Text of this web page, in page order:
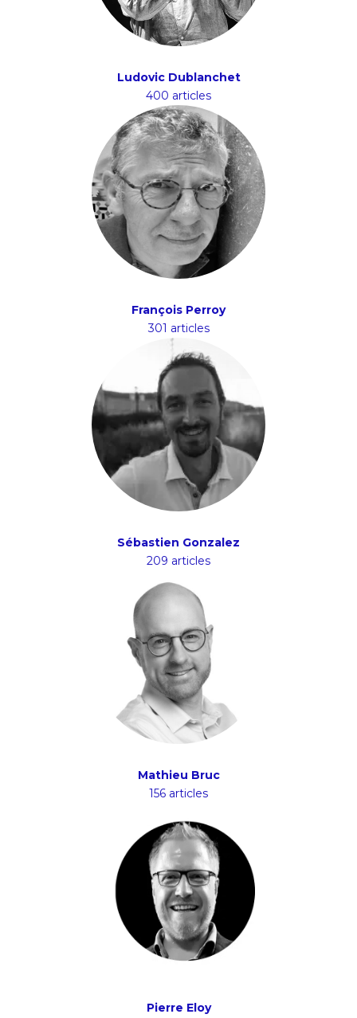
Ludovic Dublanchet
400 articles
François Perroy
301 articles
Sébastien Gonzalez
209 articles
Mathieu Bruc
156 articles
Pierre Eloy